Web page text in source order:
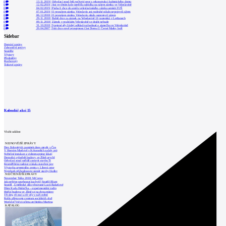
0
13.11.2019| Odvolací soud řeší počtvrté spor o rekonstrukci kubistického domu
0
12.02.2019 |Ani ve třetím kole nepřišla nabídka na nájem zámku ve Veleslavíně
0
04.02.2019 |Praha 6 chce do areálu veleslavínského zámku umístit ZUŠ
0
07.01.2019 |O pronájem zámku Veleslavín ani podruhé nikdo neprojevil zájem
0
06.12.2018 |O pronájem zámku Veleslavín nikdo neprojevil zájem
0
29.11.2018| Babiš chce za zámek na Veleslavíně 16 pozemků v Letňanech
0 09.11.2018| Zámek v pražském Veleslavíně se dražit nebude
0
31.10.2018 |Spojené síly žádají odklad rozhodnutí o zámečku ve Veleslavíně
0
20.04.2007 |Stát chce nově pronajmout část Domu U Černé Matky boží
Sidebar
Domácí zprávy
Zahraniční zprávy
Soutěže
Výstavy
Přednášky
Rozhovory
Tiskové zprávy
Kalendář akcí 15
Vložit událost
NEJNOVĚJŠÍ ZPRÁVY
Den židovských památek dnes otevře v Čes
V Horním Maršově v Krkonoších začaly prá
Světelné instalace a videomapping lákají
Demolici vyhořelé budovy ve Zlíně urychl
Odvolací soud nařídil zastavit stavbu Tr
Kroměřížská radnice získala stavební pov
Výstavba urgentního centra v Liberci ome
Nymburk přehodnocuje záměr stavby školky
NEJČTENĚJŠÍ ZPRÁVY
November Talks 2018: M.Corea
Jak nejlépe navrhnout kuchyň? Soutěž Blum
Soutěž „Umělecké dílo věnované Lucii Bakešové
Dům Karla Hubáčka – experimentální rodin
Hořící budova ve Zlíně se na dvou místec
Tři dny, tři noci a tři vily v záři světel
Kolín připravuje centrum sociálních služ
World of Volvo očima architekta Martina
KATALOG